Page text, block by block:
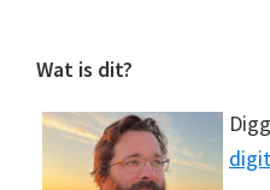
Footer
Wat is dit?